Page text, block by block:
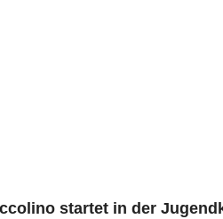
startet in der